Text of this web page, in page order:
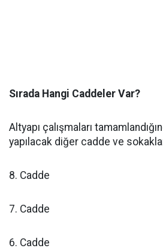
Sırada Hangi Caddeler Var?
Altyapı çalışmaları
yapılacak diğer cadde ve
8. Cadde
7. Cadde
6. Cadde